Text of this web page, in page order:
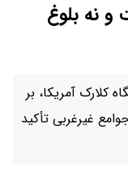
و نه بلوغ
کلارک آمریکا، بر
غیرغربی تأکید